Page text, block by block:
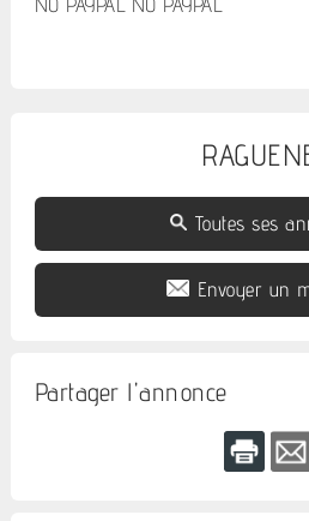
NO PAYPAL NO PAYPAL
Toutes ses
Envoyer un
Partager l'annonce